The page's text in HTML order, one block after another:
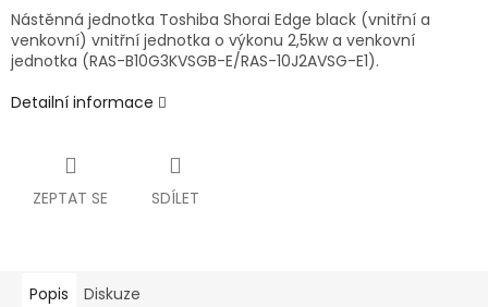
Nástěnná jednotka Toshiba Shorai Edge black (vnitřní a
venkovní) vnitřní jednotka o výkonu 2,5kw a venkovní
jednotka (RAS-B10G3KVSGB-E/RAS-10J2AVSG-E1).
Detailní informace
ZEPTAT SE SDÍLET
Popis Diskuze